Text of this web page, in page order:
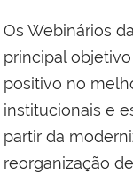
Os Webinários
principal
positivo no
institucionais e
partir da
reorganização